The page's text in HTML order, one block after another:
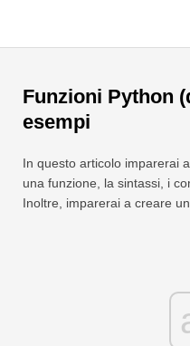
content
Funzioni Excel
Grafico
Suggerimenti su Excel
C ++
DSA
Funzioni Python
esempi
In questo articolo imparerai
una funzione, la sintassi, i
Inoltre, imparerai a creare